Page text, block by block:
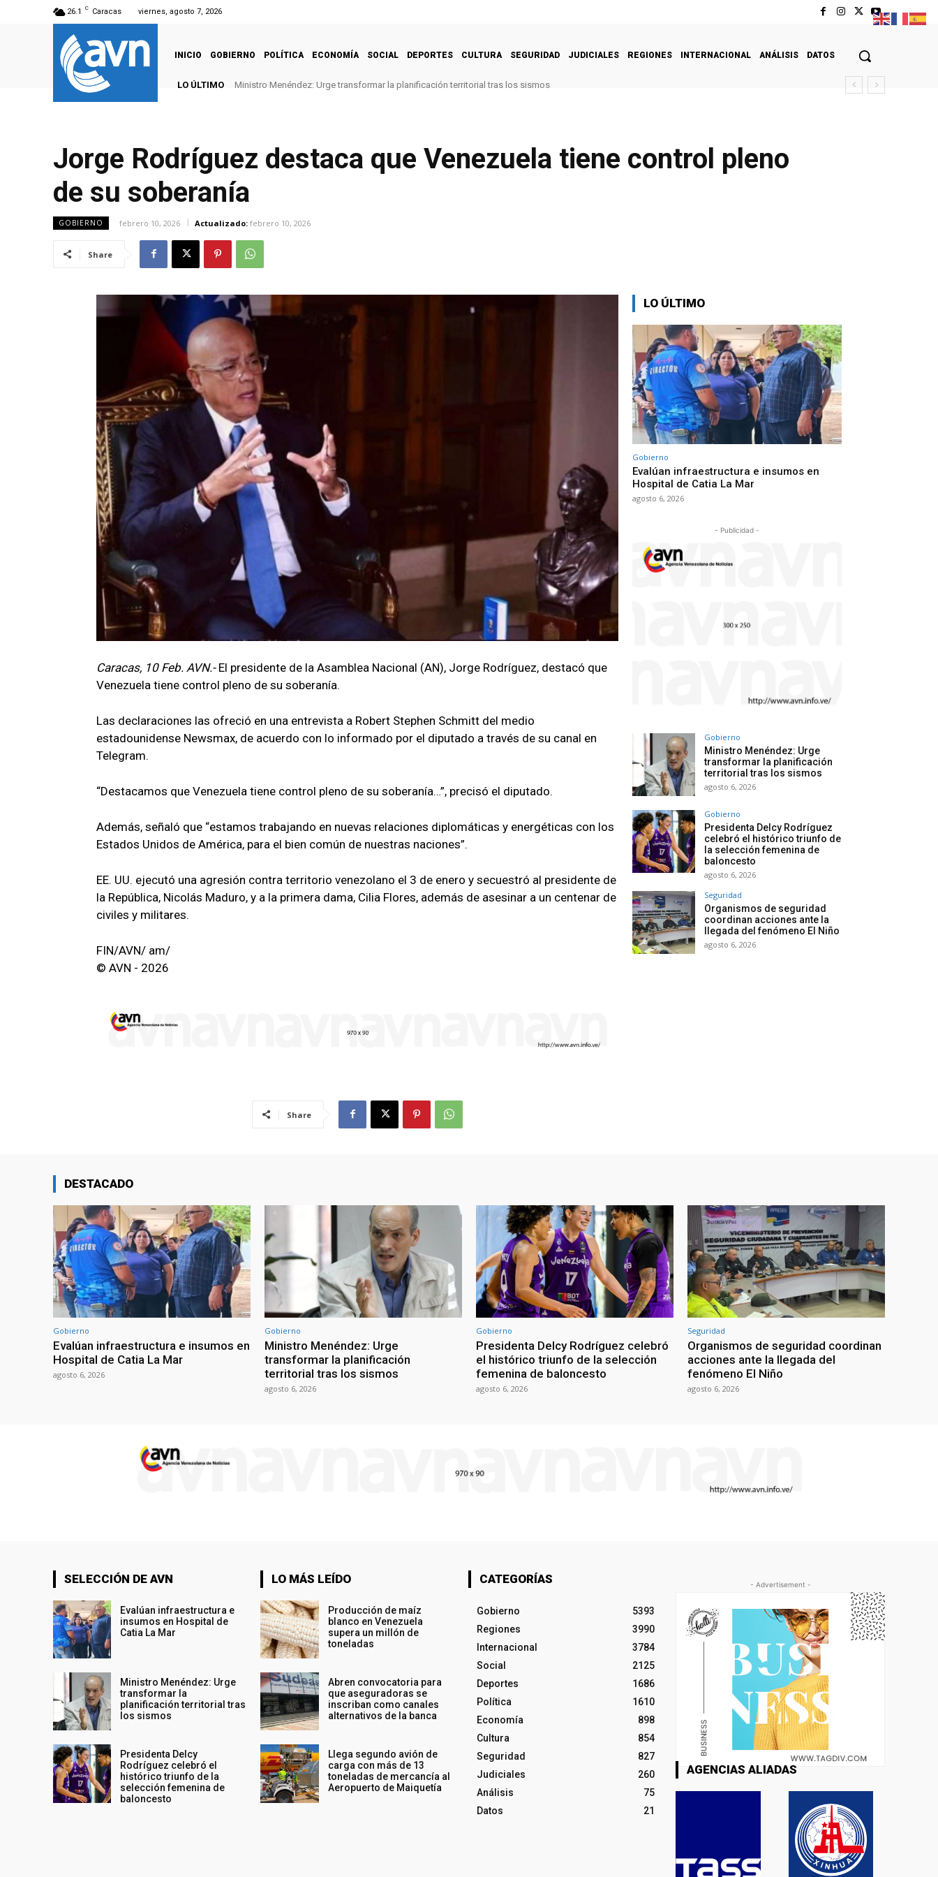
26.1 C Caracas viernes, agosto 7, 2026
INICIO GOBIERNO POLÍTICA ECONOMÍA SOCIAL DEPORTES CULTURA SEGURIDAD JUDICIALES REGIONES INTERNACIONAL ANÁLISIS DATOS
LO ÚLTIMO Ministro Menéndez: Urge transformar la planificación territorial tras los sismos
Jorge Rodríguez destaca que Venezuela tiene control pleno
de su soberanía
GOBIERNO febrero 10, 2026 Actualizado: febrero 10, 2026
Share
Caracas, 10 Feb. AVN.- El presidente de la Asamblea Nacional (AN), Jorge Rodríguez, destacó que
Venezuela tiene control pleno de su soberanía.
Las declaraciones las ofreció en una entrevista a Robert Stephen Schmitt del medio
estadounidense Newsmax, de acuerdo con lo informado por el diputado a través de su canal en
Telegram.
“Destacamos que Venezuela tiene control pleno de su soberanía…”, precisó el diputado.
Además, señaló que “estamos trabajando en nuevas relaciones diplomáticas y energéticas con los
Estados Unidos de América, para el bien común de nuestras naciones”.
EE. UU. ejecutó una agresión contra territorio venezolano el 3 de enero y secuestró al presidente de
la República, Nicolás Maduro, y a la primera dama, Cilia Flores, además de asesinar a un centenar de
civiles y militares.
FIN/AVN/ am/
© AVN - 2026
Share
LO ÚLTIMO
Gobierno
Evalúan infraestructura e insumos en
Hospital de Catia La Mar
agosto 6, 2026
- Publicidad -
Gobierno
Ministro Menéndez: Urge
transformar la planificación
territorial tras los sismos
agosto 6, 2026
Gobierno
Presidenta Delcy Rodríguez
celebró el histórico triunfo de
la selección femenina de
baloncesto
agosto 6, 2026
Seguridad
Organismos de seguridad
coordinan acciones ante la
llegada del fenómeno El Niño
agosto 6, 2026
DESTACADO
Gobierno
Evalúan infraestructura e insumos en
Hospital de Catia La Mar
agosto 6, 2026
Gobierno
Ministro Menéndez: Urge
transformar la planificación
territorial tras los sismos
agosto 6, 2026
Gobierno
Presidenta Delcy Rodríguez celebró
el histórico triunfo de la selección
femenina de baloncesto
agosto 6, 2026
Seguridad
Organismos de seguridad coordinan
acciones ante la llegada del
fenómeno El Niño
agosto 6, 2026
SELECCIÓN DE AVN
Evalúan infraestructura e
insumos en Hospital de
Catia La Mar
Ministro Menéndez: Urge
transformar la
planificación territorial tras
los sismos
Presidenta Delcy
Rodríguez celebró el
histórico triunfo de la
selección femenina de
baloncesto
LO MÁS LEÍDO
Producción de maíz
blanco en Venezuela
supera un millón de
toneladas
Abren convocatoria para
que aseguradoras se
inscriban como canales
alternativos de la banca
Llega segundo avión de
carga con más de 13
toneladas de mercancía al
Aeropuerto de Maiquetía
CATEGORÍAS
Gobierno
5393
Regiones
3990
Internacional
3784
Social
2125
Deportes
1686
Política
1610
Economía
898
Cultura
854
Seguridad
827
Judiciales
260
Análisis
75
Datos
21
- Advertisement -
AGENCIAS ALIADAS